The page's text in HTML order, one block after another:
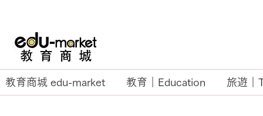
教育商城 edu-market 教育｜Education 旅遊｜